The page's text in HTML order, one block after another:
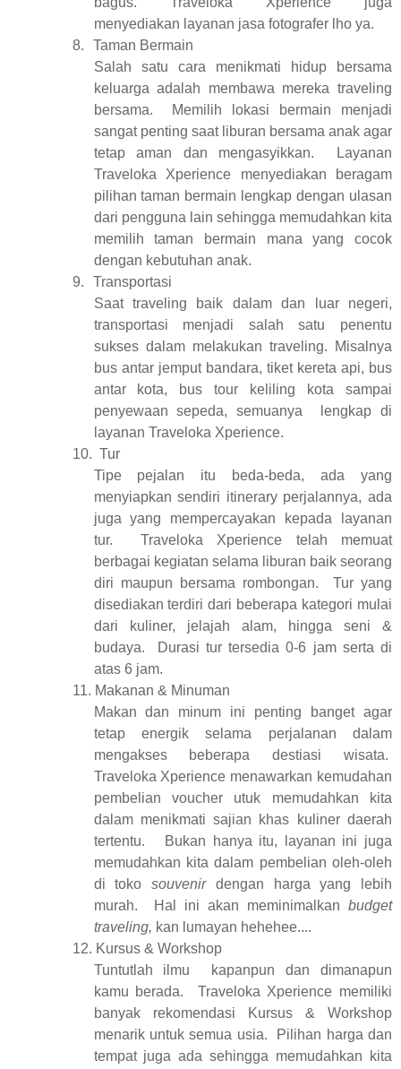
menyediakan layanan jasa fotografer lho ya.
8.
Taman Bermain
Salah satu cara menikmati hidup bersama
keluarga adalah membawa mereka traveling
bersama.
Memilih lokasi bermain menjadi
sangat penting saat liburan bersama anak agar
tetap aman dan mengasyikkan.
Layanan
Traveloka Xperience menyediakan beragam
pilihan taman bermain lengkap dengan ulasan
dari pengguna lain sehingga memudahkan kita
memilih taman bermain mana yang cocok
dengan kebutuhan anak.
9.
Transportasi
Saat traveling baik dalam dan luar negeri,
transportasi menjadi salah satu penentu
sukses dalam melakukan traveling. Misalnya
bus antar jemput bandara, tiket kereta api, bus
antar kota, bus tour keliling kota sampai
penyewaan sepeda, semuanya
lengkap di
layanan Traveloka Xperience.
10. Tur
Tipe pejalan itu beda-beda, ada yang
menyiapkan sendiri itinerary perjalannya, ada
juga yang mempercayakan kepada layanan
tur.
Traveloka Xperience telah memuat
berbagai kegiatan selama liburan baik seorang
diri maupun bersama rombongan.
Tur yang
disediakan terdiri dari beberapa kategori mulai
dari kuliner, jelajah alam, hingga seni &
budaya.
Durasi tur tersedia 0-6 jam serta di
atas 6 jam.
11. Makanan & Minuman
Makan dan minum ini penting banget agar
tetap energik selama perjalanan dalam
mengakses beberapa destiasi wisata.
Traveloka Xperience menawarkan kemudahan
pembelian voucher utuk memudahkan kita
dalam menikmati sajian khas kuliner daerah
tertentu.
Bukan hanya itu, layanan ini juga
memudahkan kita dalam pembelian oleh-oleh
di tokosouvenirdengan harga yang lebih
murah.
Hal ini akan meminimalkan budget
traveling, kan lumayan hehehee....
12. Kursus & Workshop
Tuntutlah ilmu
kapanpun dan dimanapun
kamu berada.
Traveloka Xperience memiliki
banyak rekomendasi Kursus & Workshop
menarik untuk semua usia.
Pilihan harga dan
tempat juga ada sehingga memudahkan kita